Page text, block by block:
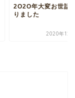
2O2O年大変お世話
りました
2020年12